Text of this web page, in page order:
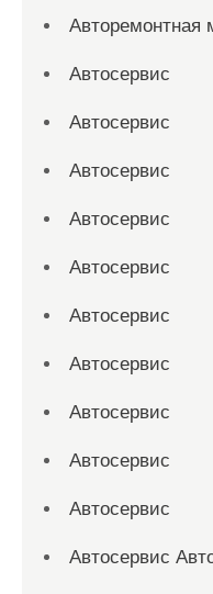
Авторемонтная
Автосервис
Автосервис
Автосервис
Автосервис
Автосервис
Автосервис
Автосервис
Автосервис
Автосервис
Автосервис
Автосервис